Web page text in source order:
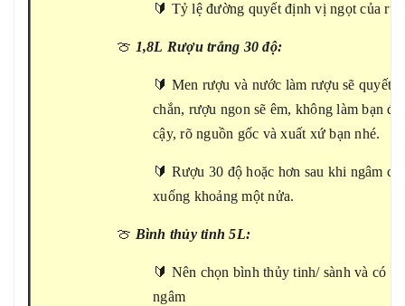
🔰 Tỷ lệ đường quyết định vị ngọt của
🍈 1,8L Rượu trắng 30 độ:
🔰 Men rượu và nước làm rượu sẽ quyết
chắn, rượu ngon sẽ êm, không làm bạn
cậy, rõ nguồn gốc và xuất xứ bạn nhé.
🔰 Rượu 30 độ hoặc hơn sau khi ngâm
xuống khoảng một nửa.
🍈 Bình thủy tinh 5L:
🔰 Nên chọn bình thủy tinh/ sành và có
ngâm